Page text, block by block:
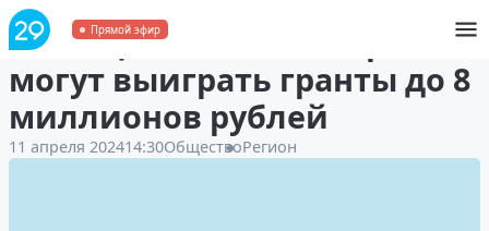
Прямой эфир
IT специалисты Поморья
могут выиграть гранты до 8
миллионов рублей
11 апреля 202414:30ОбществоРегион